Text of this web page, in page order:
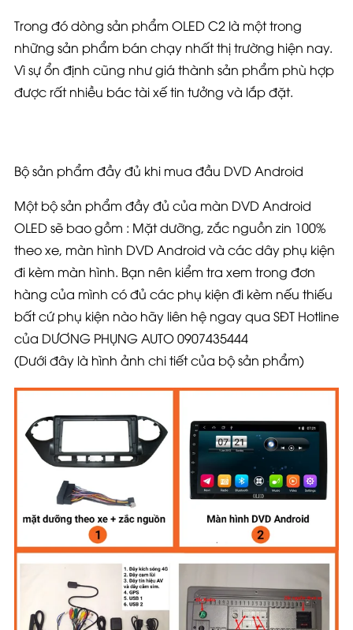
Trong đó dòng sản phẩm OLED C2 là một trong
những sản phẩm bán chạy nhất thị trường hiện nay.
Vì sự ổn định cũng như giá thành sản phẩm phù hợp
được rất nhiều bác tài xế tin tưởng và lắp đặt.
Bộ sản phẩm đầy đủ khi mua đầu DVD Android
Một bộ sản phẩm đầy đủ của màn DVD Android
OLED sẽ bao gồm : Mặt dưỡng, zắc nguồn zin 100%
theo xe, màn hình DVD Android và các dây phụ kiện
đi kèm màn hình. Bạn nên kiểm tra xem trong đơn
hàng của mình có đủ các phụ kiện đi kèm nếu thiếu
bất cứ phụ kiện nào hãy liên hệ ngay qua SĐT Hotline
của DƯƠNG PHỤNG AUTO 0907435444
(Dưới đây là hình ảnh chi tiết của bộ sản phẩm)